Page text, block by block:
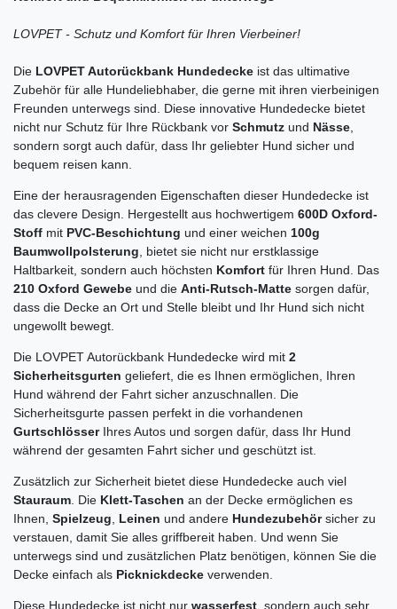
LOVPET - Schutz und Komfort für Ihren Vierbeiner!
Die LOVPET Autorückbank Hundedecke ist das ultimative
Zubehör für alle Hundeliebhaber, die gerne mit ihren vierbeinigen
Freunden unterwegs sind. Diese innovative Hundedecke bietet
nicht nur Schutz für Ihre Rückbank vor Schmutz und Nässe
sondern sorgt auch dafür, dass Ihr geliebter Hund sicher und
bequem reisen kann.
Eine der herausragenden Eigenschaften dieser Hundedecke ist
das clevere Design. Hergestellt aus hochwertigem 600D Oxford-
Stoff mit PVC-Beschichtung und einer weichen 100g
Baumwollpolsterung , bietet sie nicht nur erstklassige
Haltbarkeit, sondern auch höchsten Komfort für Ihren Hund. Das
210 Oxford Gewebe und die Anti-Rutsch-Matte sorgen dafür,
dass die Decke an Ort und Stelle bleibt und Ihr Hund sich nicht
ungewollt bewegt.
Die LOVPET Autorückbank Hundedecke wird mit 2
Sicherheitsgurten geliefert, die es Ihnen ermöglichen, Ihren
Hund während der Fahrt sicher anzuschnallen. Die
Sicherheitsgurte passen perfekt in die vorhandenen
GurtschlösserIhres Autos und sorgen dafür, dass Ihr Hund
während der gesamten Fahrt sicher und geschützt ist.
Zusätzlich zur Sicherheit bietet diese Hundedecke auch viel
Stauraum . Die Klett-Taschen an der Decke ermöglichen es
Ihnen, Spielzeug Leinen und andere Hundezubehörsicher zu
verstauen, damit Sie alles griffbereit haben. Und wenn Sie
unterwegs sind und zusätzlichen Platz benötigen, können Sie die
Decke einfach als Picknickdecke verwenden.
Diese Hundedecke ist nicht nur wasserfest , sondern auch sehr